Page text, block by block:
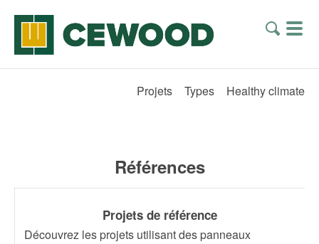
Projets Types Healthy climate
Références
Projets de référence
Découvrez les projets utilisant des panneaux